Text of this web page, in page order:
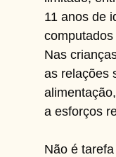
11 anos de
Nas
as relações
a esforços
Não é